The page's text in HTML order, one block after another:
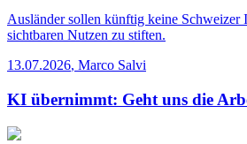
Ausländer sollen künftig keine Schweizer
sichtbaren Nutzen zu stiften.
13.07.2026, Marco Salvi
KI übernimmt: Geht uns die